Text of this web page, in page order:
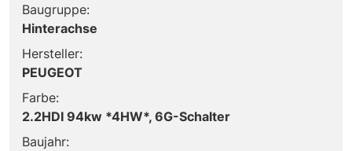
Baugruppe:
Hinterachse
Hersteller:
PEUGEOT
Farbe:
2.2HDI 94kw *4HW*, 6G-Schalter
Baujahr: